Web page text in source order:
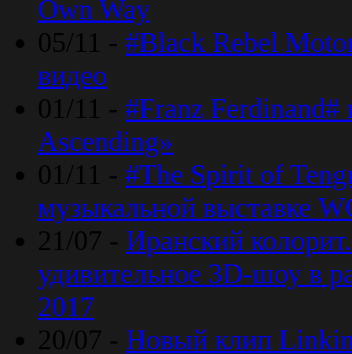
Own Way
05/11 - #Black Rebel
видео
01/11 - #Franz Ferdinand#
Ascending»
01/11 - #The Spirit of
музыкальной выставке
21/07 - Иранский
удивительное 3D-шоу в
2017
20/07 - Новый клип Linkin